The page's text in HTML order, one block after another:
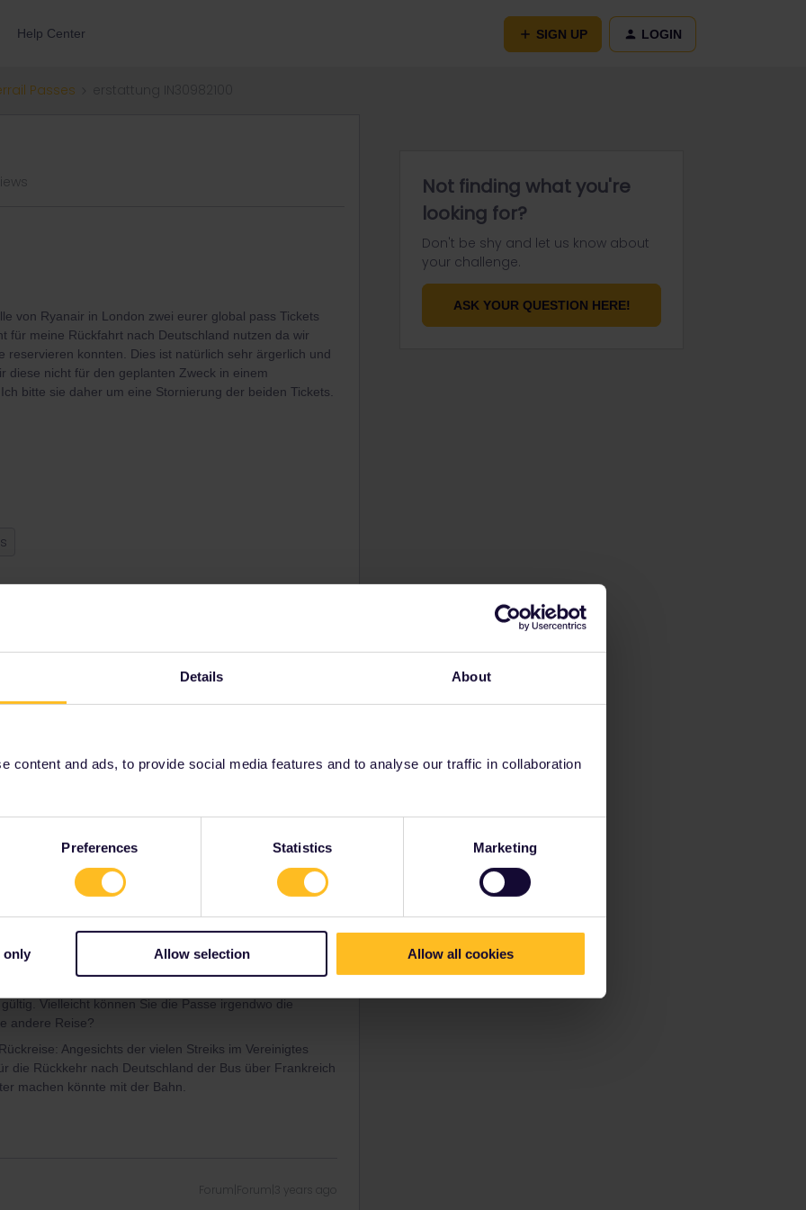
Details About
content and ads, to provide social media features and to analyse our traffic in collaboration
Preferences Statistics Marketing
only Allow selection Allow all cookies
Help Center SIGN UP LOGIN
Passes
von Ryanair in London zwei eurer global pass Tickets
für meine Rückfahrt nach Deutschland nutzen da wir
reservieren konnten. Dies ist natürlich sehr ärgerlich und
diese nicht für den geplanten Zweck in einem
bitte sie daher um eine Stornierung der beiden Tickets.
helfen. Du kannst hier lesen wie mann ein "Pass
ordering-info/refund-exchange-policy
damit niemand anders das Nummer verwendet.
Eurail and that I don't reply to personal
Forum|Forum|3 years ago
Vielleicht können Sie die Passe irgendwo die
andere Reise?
Angesichts der vielen Streiks im Vereinigtes
die Rückkehr nach Deutschland der Bus über Frankreich
machen könnte mit der Bahn.
Forum|Forum|3 years ago
Not finding what you're
looking for?
Don't be shy and let us know about
your challenge.
ASK YOUR QUESTION HERE!